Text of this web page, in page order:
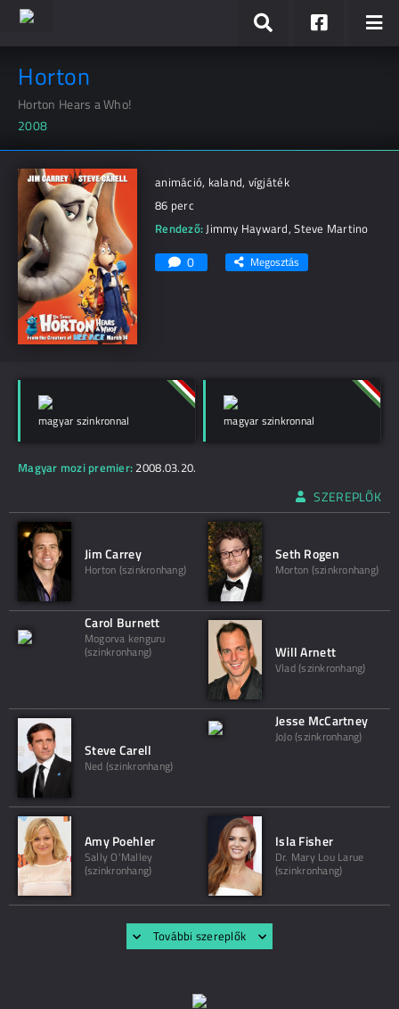
Horton
Horton Hears a Who!
2008
animáció, kaland, vígjáték
86 perc
Rendező:Jimmy Hayward,Steve Martino
0 Megosztás
magyar szinkronnal magyar szinkronnal
Magyar mozi premier: 2008.03.20.
SZEREPLŐK
Jim Carrey
Horton (szinkronhang)
Seth Rogen
Morton (szinkronhang)
Carol Burnett
Mogorva kenguru
(szinkronhang) Will Arnett
Vlad (szinkronhang)
Steve Carell
Ned (szinkronhang)
Jesse McCartney
JoJo (szinkronhang)
Amy Poehler
Sally O'Malley
(szinkronhang)
Isla Fisher
Dr. Mary Lou Larue
(szinkronhang)
További szereplők